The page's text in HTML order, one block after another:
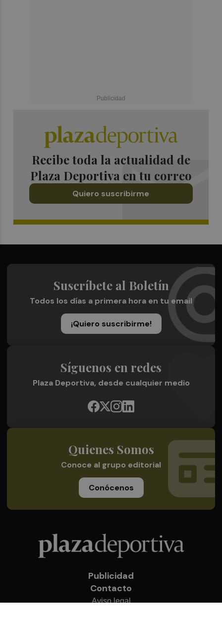
Recibe toda la actualidad de
Plaza Deportiva en tu correo
Quiero suscribirme
Suscríbete al Boletín
Todos los días a primera hora en tu email
¡Quiero suscribirme!
Síguenos en redes
Plaza Deportiva, desde cualquier medio
Quienes Somos
Conoce al grupo editorial
Conócenos
Publicidad
Contacto
Aviso legal